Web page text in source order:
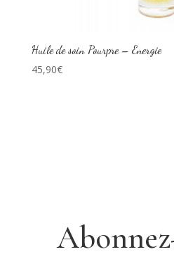
Huile de soin Pourpre – Energie
45,90€